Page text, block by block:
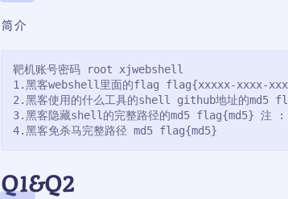
简介
靶机账号密码 root xjwebshell
1.黑客webshell里面的flag flag{xxxxx-xxxx-
2.黑客使用的什么工具的shell github地址的md5
3.黑客隐藏shell的完整路径的md5 flag{md5}
4.黑客免杀马完整路径 md5 flag{md5}
Q1&Q2